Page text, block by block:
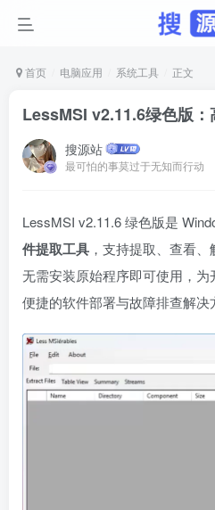
首页 电脑应用 系统工具 正文
LessMSI v2.11.6绿色版
搜源站
最可怕的事莫过于无知而行动
LessMSI v2.11.6 绿色版是
件提取工具 ，支持提取、查看
无需安装原始程序即可使用，
便捷的软件部署与故障排查解决